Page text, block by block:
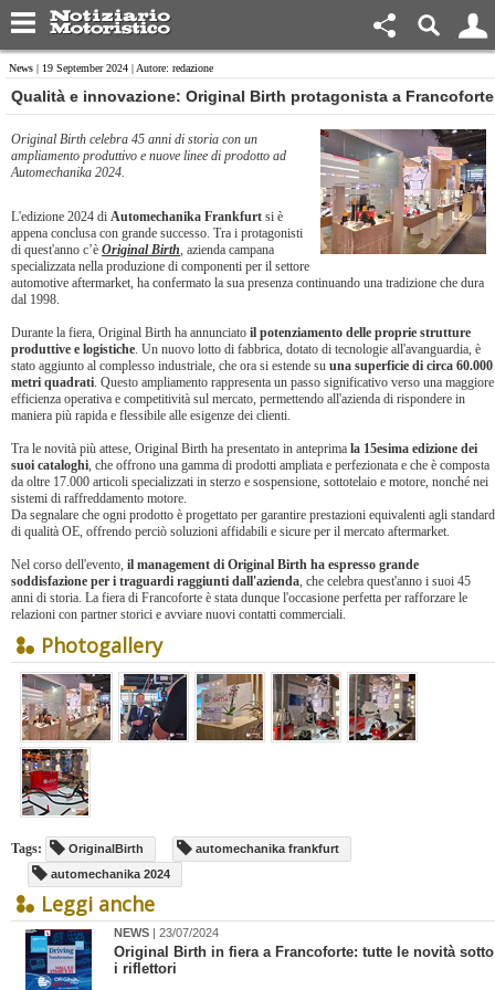
News | 19 September 2024 | Autore: redazione
Qualità e innovazione: Original Birth protagonista a Francoforte
Original Birth celebra 45 anni di storia con un
ampliamento produttivo e nuove linee di prodotto ad
Automechanika 2024.
L'edizione 2024 di Automechanika Frankfurt si è
appena conclusa con grande successo. Tra i protagonisti
di quest'anno c’è Original Birth, azienda campana
specializzata nella produzione di componenti per il settore
automotive aftermarket, ha confermato la sua presenza continuando una tradizione che dura
dal 1998.
Durante la fiera, Original Birth ha annunciato il potenziamento delle proprie strutture
produttive e logistiche. Un nuovo lotto di fabbrica, dotato di tecnologie all'avanguardia, è
stato aggiunto al complesso industriale, che ora si estende su una superficie di circa 60.000
metri quadrati. Questo ampliamento rappresenta un passo significativo verso una maggiore
efficienza operativa e competitività sul mercato, permettendo all'azienda di rispondere in
maniera più rapida e flessibile alle esigenze dei clienti.
Tra le novità più attese, Original Birth ha presentato in anteprima la 15esima edizione dei
suoi cataloghi, che offrono una gamma di prodotti ampliata e perfezionata e che è composta
da oltre 17.000 articoli specializzati in sterzo e sospensione, sottotelaio e motore, nonché nei
sistemi di raffreddamento motore.
Da segnalare che ogni prodotto è progettato per garantire prestazioni equivalenti agli standard
di qualità OE, offrendo perciò soluzioni affidabili e sicure per il mercato aftermarket.
Nel corso dell'evento, il management di Original Birth ha espresso grande
soddisfazione per i traguardi raggiunti dall'azienda, che celebra quest'anno i suoi 45
anni di storia. La fiera di Francoforte è stata dunque l'occasione perfetta per rafforzare le
relazioni con partner storici e avviare nuovi contatti commerciali.
Photogallery
Tags: OriginalBirth
automechanika frankfurt
automechanika 2024
Leggi anche
NEWS | 23/07/2024
​Original Birth in fiera a Francoforte: tutte le novità sotto
i riflettori